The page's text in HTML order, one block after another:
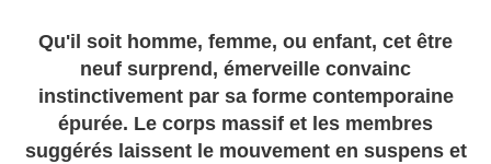
Qu'il soit homme, femme, ou enfant, cet être
neuf surprend, émerveille convainc
instinctivement par sa forme contemporaine
épurée. Le corps massif et les membres
suggérés laissent le mouvement en suspens et